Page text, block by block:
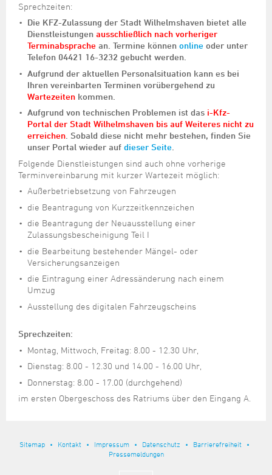
Sprechzeiten:
Die KFZ-Zulassung der Stadt Wilhelmshaven bietet alle
Dienstleistungen ausschließlich nach vorheriger
Terminabsprache an. Termine können online oder unter
Telefon 04421 16-3232 gebucht werden.
Aufgrund der aktuellen Personalsituation kann es bei
Ihren vereinbarten Terminen vorübergehend zu
Wartezeiten kommen.
Aufgrund von technischen Problemen ist das i-Kfz-
Portal der Stadt Wilhelmshaven bis auf Weiteres nicht zu
erreichen. Sobald diese nicht mehr bestehen, finden Sie
unser Portal wieder auf dieser Seite.
Folgende Dienstleistungen sind auch ohne vorherige
Terminvereinbarung mit kurzer Wartezeit möglich:
Außerbetriebsetzung von Fahrzeugen
die Beantragung von Kurzzeitkennzeichen
die Beantragung der Neuausstellung einer
Zulassungsbescheinigung Teil I
die Bearbeitung bestehender Mängel- oder
Versicherungsanzeigen
die Eintragung einer Adressänderung nach einem
Umzug
Ausstellung des digitalen Fahrzeugscheins
Sprechzeiten:
Montag, Mittwoch, Freitag: 8.00 - 12.30 Uhr,
Dienstag: 8.00 - 12.30 und 14.00 - 16.00 Uhr,
Donnerstag: 8.00 - 17.00 (durchgehend)
im ersten Obergeschoss des Ratriums über den Eingang A.
Sitemap Kontakt Impressum Datenschutz
Barrierefreiheit
Pressemeldungen